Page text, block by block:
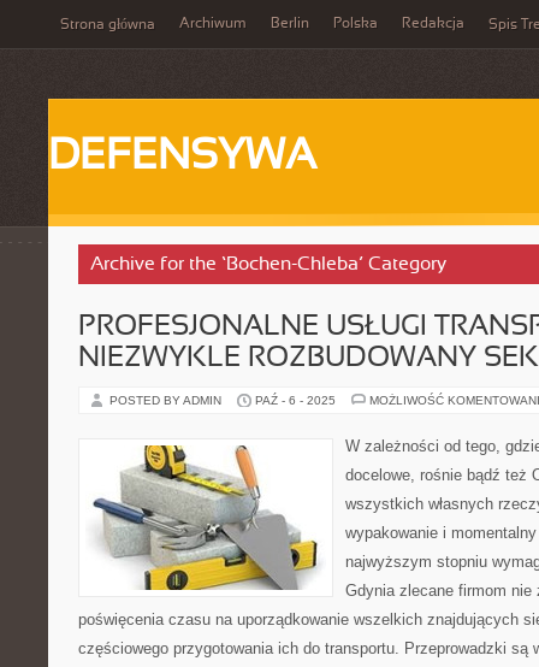
Strona główna Archiwum Berlin Polska Redakcja Spis
DEFENSYWA
Archive for the ‘Bochen-Chleba’ Category
PROFESJONALNE USŁUGI
NIEZWYKLE ROZBUDOWANY
POSTED BY ADMIN PAŹ - 6 - 2025 MOŻLIWOŚĆ
W zależności od tego,
docelowe, rośnie bądź też
wszystkich własnych
wypakowanie i
najwyższym stopniu
Gdynia zlecane firmom nie
poświęcenia czasu na uporządkowanie wszelkich znajdujących
częściowego przygotowania ich do transportu. Przeprowadzki są